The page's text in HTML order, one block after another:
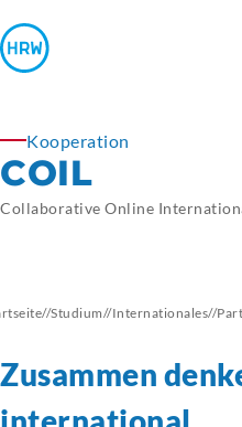
Kooperation
COIL
Collaborative Online
//Studium//Internationales//
Zusammen